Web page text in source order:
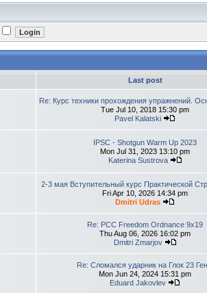
Last post
Re: Курс техники прохождения упражнений.
Tue Jul 10, 2018 15:30 pm
Pavel Kalatski
IPSC - Shotgun Warm Up 2023
Mon Jul 31, 2023 13:10 pm
Katerina Sustrova
2-3 мая Вступительный курс Практической
Fri Apr 10, 2026 14:34 pm
Dmitri Udras
Re: PCC Freedom Ordnance 9x19
Thu Aug 06, 2026 16:02 pm
Dmitri Zmarjov
Re: Сломался ударник на Глок 23
Mon Jun 24, 2024 15:31 pm
Eduard Jakovlev